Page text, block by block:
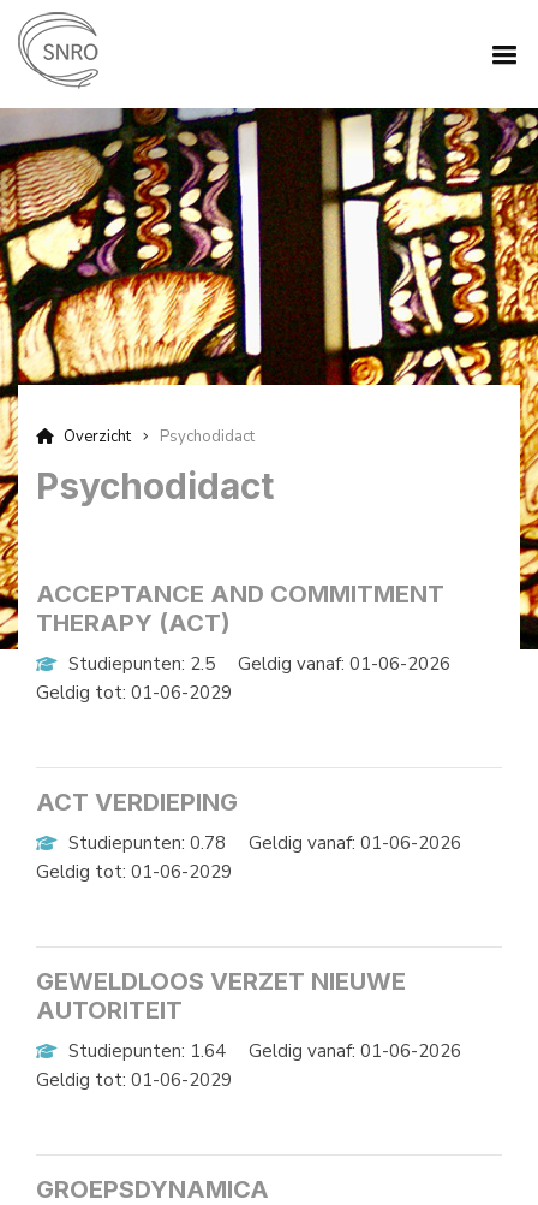
Overzicht Psychodidact
Psychodidact
ACCEPTANCE AND COMMITMENT
THERAPY (ACT)
Studiepunten: 2.5
Geldig vanaf: 01-06-2026
Geldig tot: 01-06-2029
ACT VERDIEPING
Studiepunten: 0.78
Geldig vanaf: 01-06-2026
Geldig tot: 01-06-2029
GEWELDLOOS VERZET NIEUWE
AUTORITEIT
Studiepunten: 1.64
Geldig vanaf: 01-06-2026
Geldig tot: 01-06-2029
GROEPSDYNAMICA